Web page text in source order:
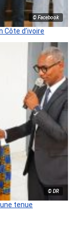
© Facebook
Côte d’ivoire
© DR
tenue